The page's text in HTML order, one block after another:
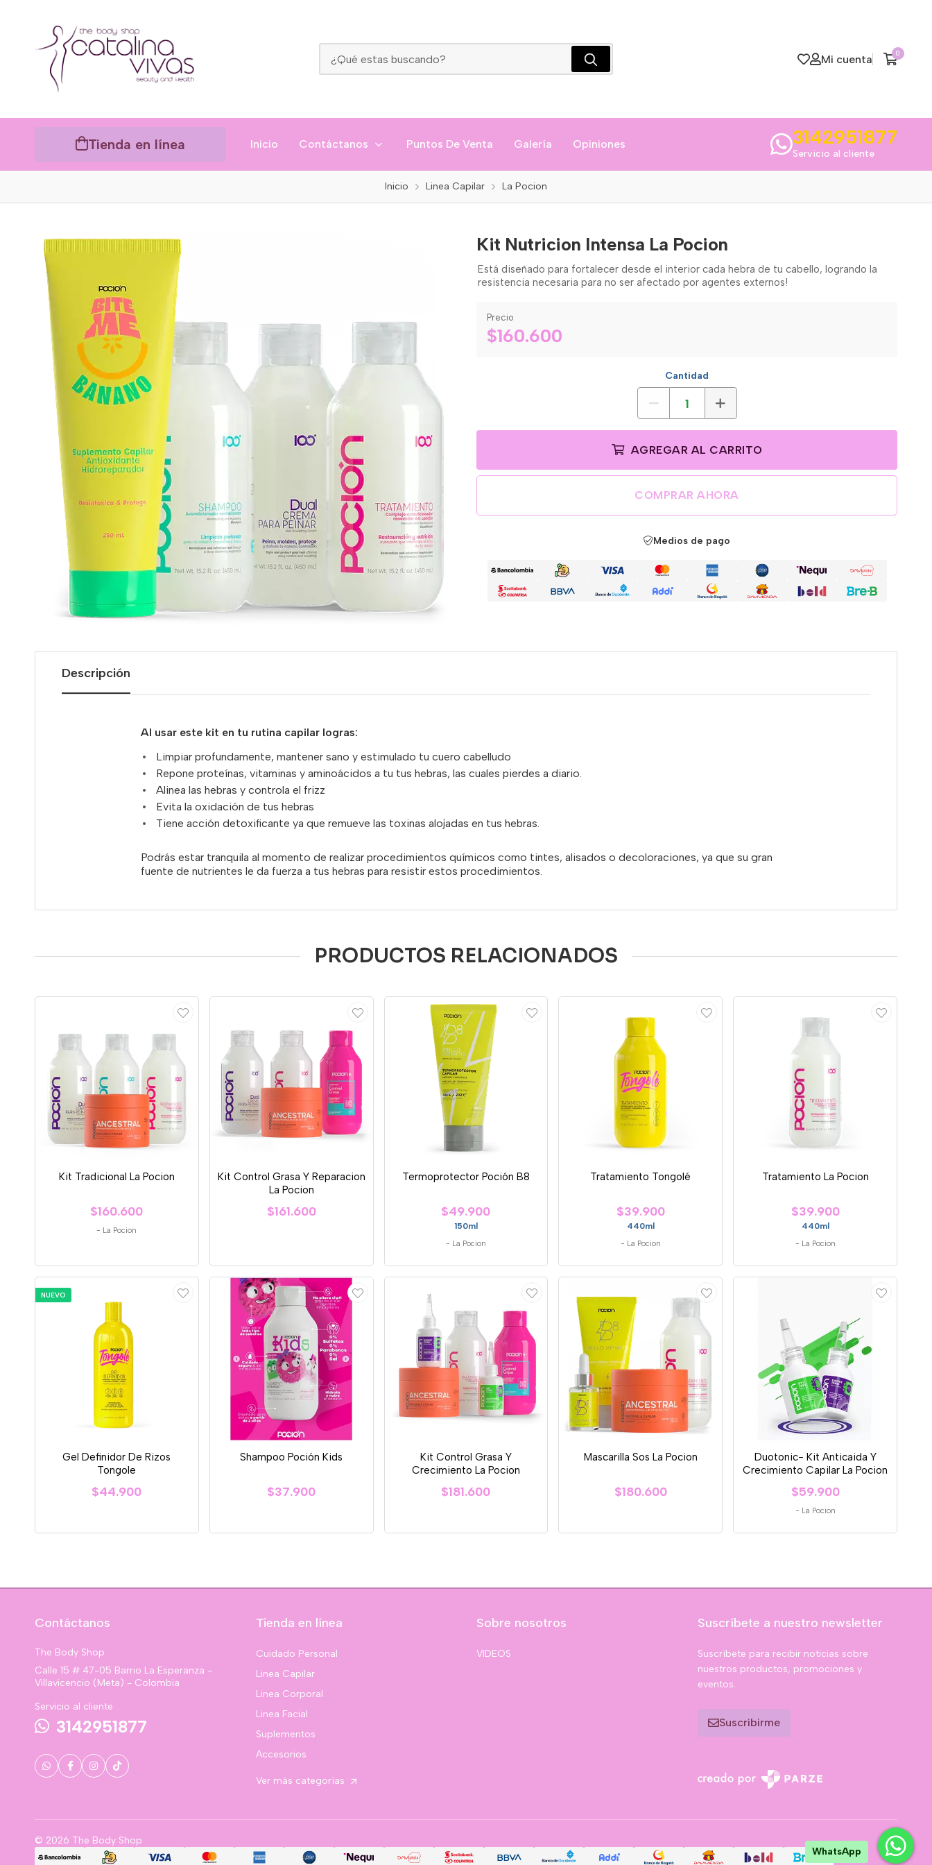
Mi cuenta 0
Tienda en línea Inicio Contáctanos Puntos De Venta Galería Opiniones 3142951877
Servicio al cliente
Inicio Linea Capilar La Pocion
Kit Nutricion Intensa La Pocion
Está diseñado para fortalecer desde el interior cada hebra de tu cabello, logrando la
resistencia necesaria para no ser afectado por agentes externos!
Precio
$160.600
Cantidad
AGREGAR AL CARRITO
COMPRAR AHORA
Medios de pago
Descripción
Al usar este kit en tu rutina capilar logras:
Limpiar profundamente, mantener sano y estimulado tu cuero cabelludo
Repone proteínas, vitaminas y aminoácidos a tu tus hebras, las cuales pierdes a diario.
Alinea las hebras y controla el frizz
Evita la oxidación de tus hebras
Tiene acción detoxificante ya que remueve las toxinas alojadas en tus hebras.
Podrás estar tranquila al momento de realizar procedimientos químicos como tintes, alisados o decoloraciones, ya que su gran
fuente de nutrientes le da fuerza a tus hebras para resistir estos procedimientos.
PRODUCTOS RELACIONADOS
Kit Tradicional La Pocion
$160.600
- La Pocion
Kit Control Grasa Y Reparacion
La Pocion
$161.600
Termoprotector Poción B8
$49.900
150ml
- La Pocion
Tratamiento Tongolé
$39.900
440ml
- La Pocion
Tratamiento La Pocion
$39.900
440ml
- La Pocion
NUEVO
Gel Definidor De Rizos
Tongole
$44.900
Shampoo Poción Kids
$37.900
Kit Control Grasa Y
Crecimiento La Pocion
$181.600
Mascarilla Sos La Pocion
$180.600
Duotonic- Kit Anticaida Y
Crecimiento Capilar La Pocion
$59.900
- La Pocion
Contáctanos
The Body Shop
Calle 15 # 47-05 Barrio La Esperanza -
Villavicencio (Meta) - Colombia
Servicio al cliente
3142951877
Tienda en línea
Cuidado Personal
Linea Capilar
Linea Corporal
Linea Facial
Suplementos
Accesorios
Ver más categorías
Sobre nosotros
VIDEOS
Suscríbete a nuestro newsletter
Suscríbete para recibir noticias sobre
nuestros productos, promociones y
eventos.
Suscribirme
© 2026 The Body Shop
WhatsApp